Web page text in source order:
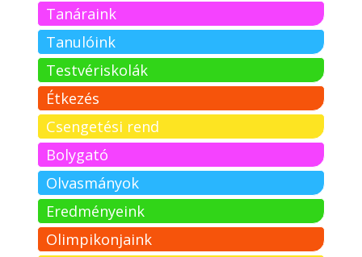
Tanáraink
Tanulóink
Testvériskolák
Étkezés
Csengetési rend
Bolygató
Olvasmányok
Eredményeink
Olimpikonjaink